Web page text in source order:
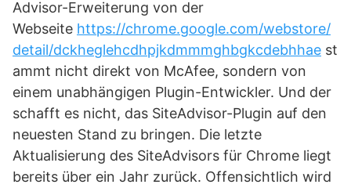
Advisor-Erweiterung von der
Webseite https://chrome.google.com/webstore/
detail/dckheglehcdhpjkdmmmghbgkcdebhhae st
ammt nicht direkt von McAfee, sondern von
einem unabhängigen Plugin-Entwickler. Und der
schafft es nicht, das SiteAdvisor-Plugin auf den
neuesten Stand zu bringen. Die letzte
Aktualisierung des SiteAdvisors für Chrome liegt
bereits über ein Jahr zurück. Offensichtlich wird